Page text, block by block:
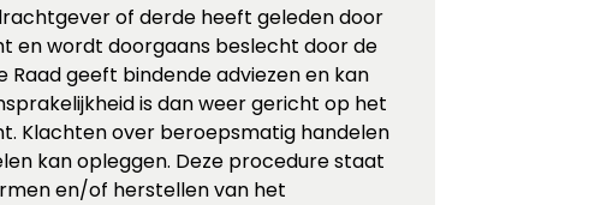
of derde heeft geleden door
en wordt doorgaans beslecht door de
Raad geeft bindende adviezen en kan
is dan weer gericht op het
Klachten over beroepsmatig handelen
kan opleggen. Deze procedure staat
en/of herstellen van het